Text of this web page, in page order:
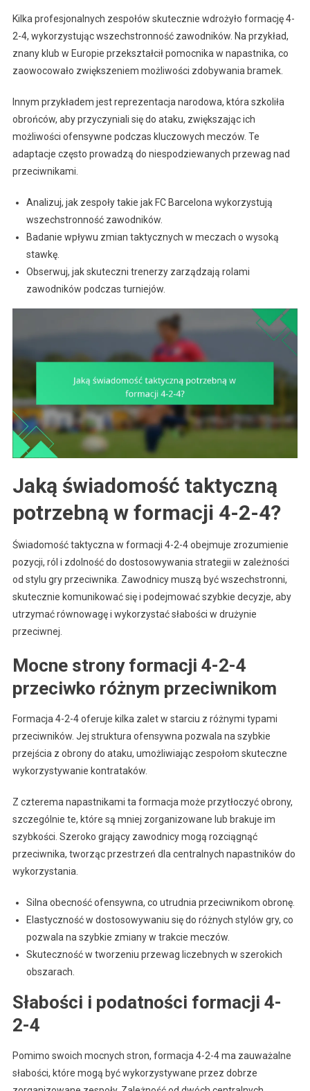
Kilka profesjonalnych zespołów skutecznie wdrożyło formację 4-
2-4, wykorzystując wszechstronność zawodników. Na przykład,
znany klub w Europie przekształcił pomocnika w napastnika, co
zaowocowało zwiększeniem możliwości zdobywania bramek.
Innym przykładem jest reprezentacja narodowa, która szkoliła
obrońców, aby przyczyniali się do ataku, zwiększając ich
możliwości ofensywne podczas kluczowych meczów. Te
adaptacje często prowadzą do niespodziewanych przewag nad
przeciwnikami.
Analizuj, jak zespoły takie jak FC Barcelona wykorzystują
wszechstronność zawodników.
Badanie wpływu zmian taktycznych w meczach o wysoką
stawkę.
Obserwuj, jak skuteczni trenerzy zarządzają rolami
zawodników podczas turniejów.
Jaką świadomość taktyczną
potrzebną w formacji 4-2-4?
Świadomość taktyczna w formacji 4-2-4 obejmuje zrozumienie
pozycji, ról i zdolność do dostosowywania strategii w zależności
od stylu gry przeciwnika. Zawodnicy muszą być wszechstronni,
skutecznie komunikować się i podejmować szybkie decyzje, aby
utrzymać równowagę i wykorzystać słabości w drużynie
przeciwnej.
Mocne strony formacji 4-2-4
przeciwko różnym przeciwnikom
Formacja 4-2-4 oferuje kilka zalet w starciu z różnymi typami
przeciwników. Jej struktura ofensywna pozwala na szybkie
przejścia z obrony do ataku, umożliwiając zespołom skuteczne
wykorzystywanie kontrataków.
Z czterema napastnikami ta formacja może przytłoczyć obrony,
szczególnie te, które są mniej zorganizowane lub brakuje im
szybkości. Szeroko grający zawodnicy mogą rozciągnąć
przeciwnika, tworząc przestrzeń dla centralnych napastników do
wykorzystania.
Silna obecność ofensywna, co utrudnia przeciwnikom obronę.
Elastyczność w dostosowywaniu się do różnych stylów gry, co
pozwala na szybkie zmiany w trakcie meczów.
Skuteczność w tworzeniu przewag liczebnych w szerokich
obszarach.
Słabości i podatności formacji 4-
2-4
Pomimo swoich mocnych stron, formacja 4-2-4 ma zauważalne
słabości, które mogą być wykorzystywane przez dobrze